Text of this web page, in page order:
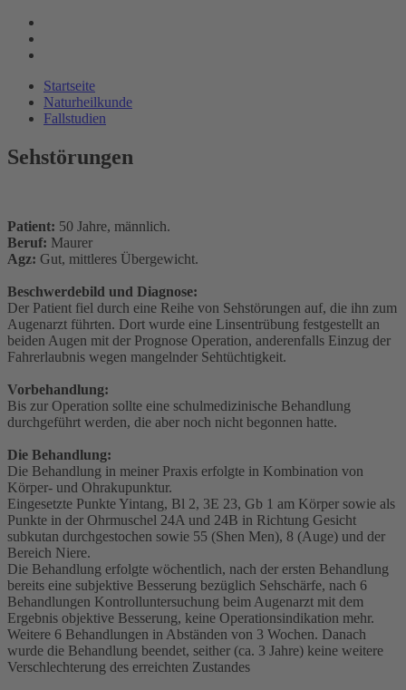
Startseite
Naturheilkunde
Fallstudien
Sehstörungen
Patient: 50 Jahre, männlich.
Beruf: Maurer
Agz: Gut, mittleres Übergewicht.
Beschwerdebild und Diagnose:
Der Patient fiel durch eine Reihe von Sehstörungen auf, die ihn zum
Augenarzt führten. Dort wurde eine Linsentrübung festgestellt an
beiden Augen mit der Prognose Operation, anderenfalls Einzug der
Fahrerlaubnis wegen mangelnder Sehtüchtigkeit.
Vorbehandlung:
Bis zur Operation sollte eine schulmedizinische Behandlung
durchgeführt werden, die aber noch nicht begonnen hatte.
Die Behandlung:
Die Behandlung in meiner Praxis erfolgte in Kombination von
Körper- und Ohrakupunktur.
Eingesetzte Punkte Yintang, Bl 2, 3E 23, Gb 1 am Körper sowie als
Punkte in der Ohrmuschel 24A und 24B in Richtung Gesicht
subkutan durchgestochen sowie 55 (Shen Men), 8 (Auge) und der
Bereich Niere.
Die Behandlung erfolgte wöchentlich, nach der ersten Behandlung
bereits eine subjektive Besserung bezüglich Sehschärfe, nach 6
Behandlungen Kontrolluntersuchung beim Augenarzt mit dem
Ergebnis objektive Besserung, keine Operationsindikation mehr.
Weitere 6 Behandlungen in Abständen von 3 Wochen. Danach
wurde die Behandlung beendet, seither (ca. 3 Jahre) keine weitere
Verschlechterung des erreichten Zustandes